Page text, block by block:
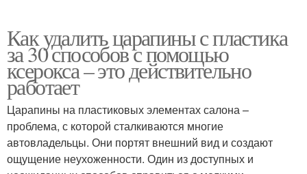
Как удалить царапины с пластика
за 30 способов с помощью
ксерокса – это действительно
работает
Царапины на пластиковых элементах салона –
проблема, с которой сталкиваются многие
автовладельцы. Они портят внешний вид и создают
ощущение неухоженности. Один из доступных и